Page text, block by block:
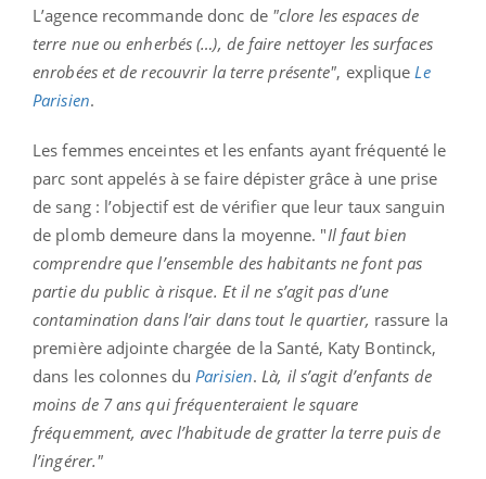
L’agence recommande donc de "clore les espaces de
terre nue ou enherbés (…), de faire nettoyer les surfaces
enrobées et de recouvrir la terre présente", explique Le
Parisien.
Les femmes enceintes et les enfants ayant fréquenté le
parc sont appelés à se faire dépister grâce à une prise
de sang : l’objectif est de vérifier que leur taux sanguin
de plomb demeure dans la moyenne. "Il faut bien
comprendre que l’ensemble des habitants ne font pas
partie du public à risque. Et il ne s’agit pas d’une
contamination dans l’air dans tout le quartier, rassure la
première adjointe chargée de la Santé, Katy Bontinck,
dans les colonnes du Parisien. Là, il s’agit d’enfants de
moins de 7 ans qui fréquenteraient le square
fréquemment, avec l’habitude de gratter la terre puis de
l’ingérer."